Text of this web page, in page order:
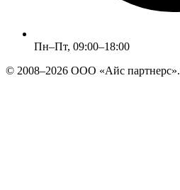
Пн–Пт, 09:00–18:00
© 2008–2026 ООО «Айс партнерс».